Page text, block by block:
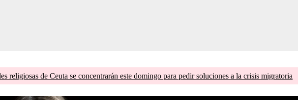
religiosas de Ceuta se concentrarán este domingo para pedir soluciones a la crisis migratoria